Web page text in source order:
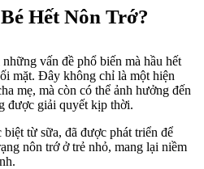
Hết Nôn Trớ?
vấn đề phổ biến mà hầu hết
mặt. Đây không chỉ là một hiện
mẹ, mà còn có thể ảnh hưởng đến
được giải quyết kịp thời.
từ sữa, đã được phát triển để
nôn trớ ở trẻ nhỏ, mang lại niềm